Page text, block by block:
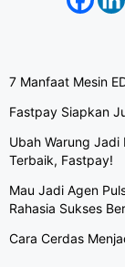
7 Manfaat Mesin
Fastpay Siapkan
Ubah Warung Jadi
Terbaik, Fastpay!
Mau Jadi Agen
Rahasia Sukses
Cara Cerdas